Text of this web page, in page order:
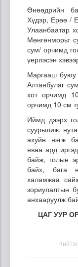
Өнөөдрийн
Хүдэр, Ерөө /
Улаанбаатар
Мөнгөнморьт
сум/ орчимд
үерлэсэн
Маргааш
Алтанбулаг
хот орчимд
орчимд 10 см
Иймд дээрх
суурьшиж,
ахуйн нэгж
яваа ард
байж, голын
байх, бага
халамжаа
зориулалтын
анхааруулж
ЦАГ УУР